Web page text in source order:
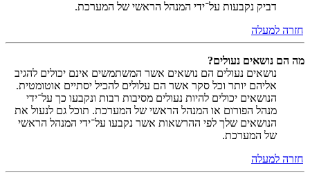
דביק נקבעות על־ידי המנהל הראשי של המערכת.
חזרה למעלה
מה הם נושאים נעולים?
נושאים נעולים הם נושאים אשר המשתמשים אינם יכולים להגיב
אליהם יותר וכל סקר אשר הם עלולים להכיל יסתיים אוטומטית.
הנושאים יכולים להיות נעולים מסיבות רבות ונקבעו כך על־ידי
מנהל הפורום או המנהל הראשי של המערכת. תוכל גם לנעול את
הנושאים שלך לפי ההרשאות אשר נקבעו על־ידי המנהל הראשי
של המערכת.
חזרה למעלה